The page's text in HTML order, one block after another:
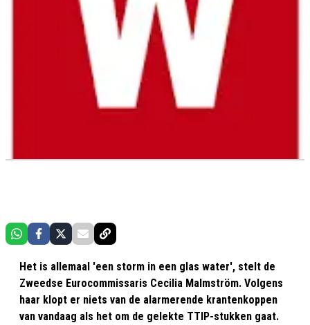
Het is allemaal 'een storm in een glas water', stelt de
Zweedse Eurocommissaris Cecilia Malmström. Volgens
haar klopt er niets van de alarmerende krantenkoppen
van vandaag als het om de gelekte TTIP-stukken gaat.